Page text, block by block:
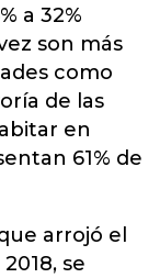
a 32%
son más
como
de las
en
61% de
arrojó el
se